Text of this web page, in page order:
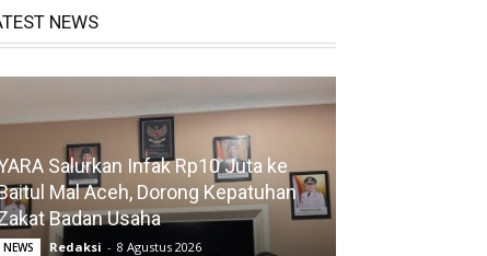
NEWS
Salurkan Infak Rp10 Juta ke
Mal Aceh, Dorong Kepatuhan
Badan Usaha
NEWS Redaksi - 8 Agustus 2026